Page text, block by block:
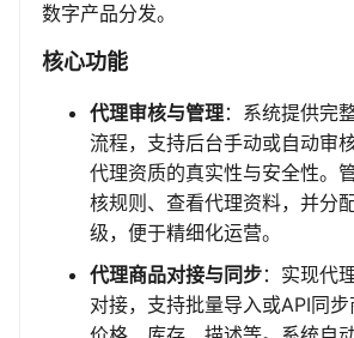
数字产品分发。
核心功能
代理审核与管理：系统提供完
流程，支持后台手动或自动审
代理资质的真实性与安全性。
核规则、查看代理资料，并分
级，便于精细化运营。
代理商品对接与同步：实现代
对接，支持批量导入或API同